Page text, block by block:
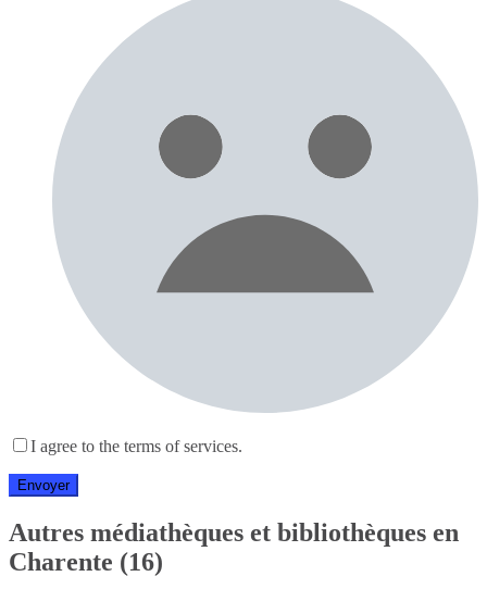
I agree to the terms of services.
Autres médiathèques et bibliothèques en
Charente (16)